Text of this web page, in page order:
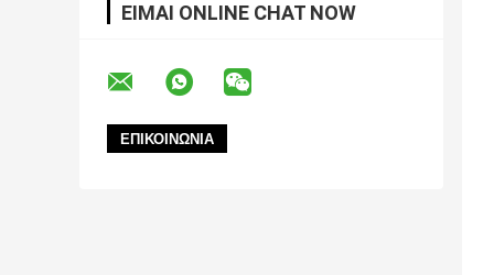
ΕΊΜΑΙ ONLINE CHAT NOW